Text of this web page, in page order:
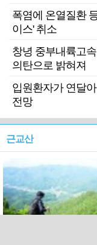
폭염에 온열질환
이스' 취소
창녕 중부내륙고
의탄으로 밝혀져
입원환자가 연달
전망
근교산